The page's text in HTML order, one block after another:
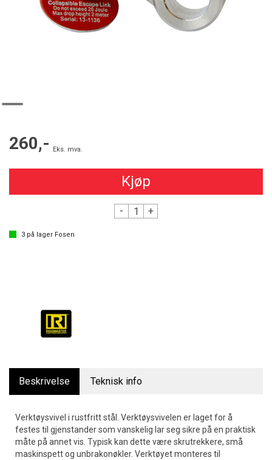
260,- Eks. mva.
Kjøp
- +
3 på lager Fosen
Beskrivelse Teknisk info
Verktøysvivel i rustfritt stål. Verktøysvivelen er laget for å
festes til gjenstander som vanskelig lar seg sikre på en praktisk
måte på annet vis. Typisk kan dette være skrutrekkere, små
maskinspett og unbrakonøkler. Verktøyet monteres til